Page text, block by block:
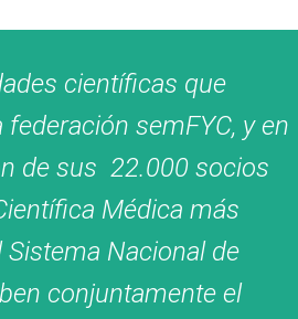
científicas que
semFYC, y en
de sus 22.000 socios
Médica más
Nacional de
conjuntamente el